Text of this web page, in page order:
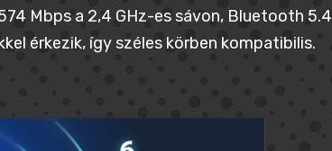
Mbps a 2,4 GHz-es sávon, Bluetooth 5.4
érkezik, így széles körben kompatibilis.